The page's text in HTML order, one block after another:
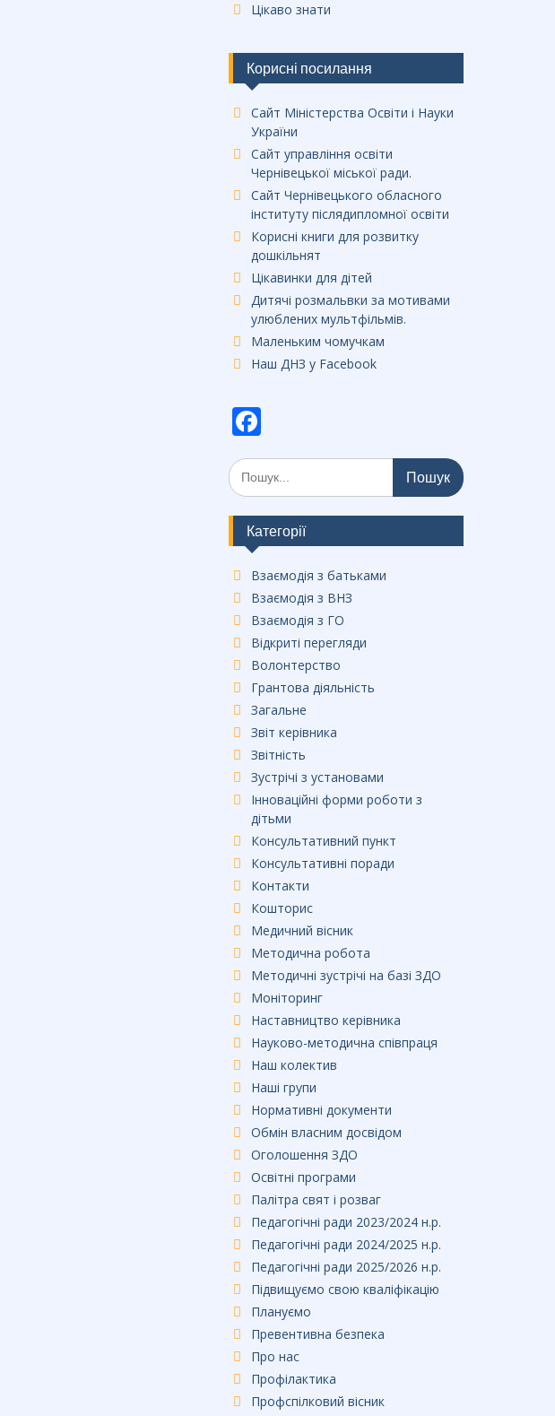
Цікаво знати
Корисні посилання
Сайт Міністерства Освіти і Науки
України
Сайт управління освіти
Чернівецької міської ради.
Сайт Чернівецького обласного
інституту післядипломної освіти
Корисні книги для розвитку
дошкільнят
Цікавинки для дітей
Дитячі розмальвки за мотивами
улюблених мультфільмів.
Маленьким чомучкам
Наш ДНЗ у Facebook
F
ac
e
b
o
o
k
Шукати:
Категорії
Взаємодія з батьками
Взаємодія з ВНЗ
Взаємодія з ГО
Відкриті перегляди
Волонтерство
Грантова діяльність
Загальне
Звіт керівника
Звітність
Зустрічі з установами
Інноваційні форми роботи з
дітьми
Консультативний пункт
Консультативні поради
Контакти
Кошторис
Медичний вісник
Методична робота
Методичні зустрічі на базі ЗДО
Моніторинг
Наставництво керівника
Науково-методична співпраця
Наш колектив
Наші групи
Нормативні документи
Обмін власним досвідом
Оголошення ЗДО
Освітні програми
Палітра свят і розваг
Педагогічні ради 2023/2024 н.р.
Педагогічні ради 2024/2025 н.р.
Педагогічні ради 2025/2026 н.р.
Підвищуємо свою кваліфікацію
Плануємо
Превентивна безпека
Про нас
Профілактика
Профспілковий вісник